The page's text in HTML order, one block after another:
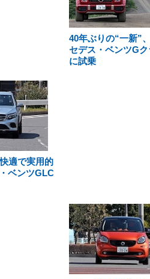
40年ぶりの“一新”
セデス・ベンツGク
に試乗
適で実用的
ベンツGLC